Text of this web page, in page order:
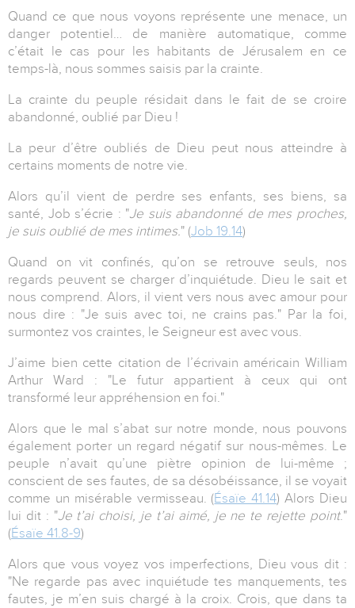
Quand ce que nous voyons représente une menace, un
danger potentiel… de manière automatique, comme
c’était le cas pour les habitants de Jérusalem en ce
temps-là, nous sommes saisis par la crainte.
La crainte du peuple résidait dans le fait de se croire
abandonné, oublié par Dieu !
La peur d’être oubliés de Dieu peut nous atteindre à
certains moments de notre vie.
Alors qu’il vient de perdre ses enfants, ses biens, sa
santé, Job s’écrie : "Je suis abandonné de mes proches,
je suis oublié de mes intimes." (Job 19.14)
Quand on vit confinés, qu’on se retrouve seuls, nos
regards peuvent se charger d’inquiétude. Dieu le sait et
nous comprend. Alors, il vient vers nous avec amour pour
nous dire : "Je suis avec toi, ne crains pas." Par la foi,
surmontez vos craintes, le Seigneur est avec vous.
J’aime bien cette citation de l’écrivain américain William
Arthur Ward : "Le futur appartient à ceux qui ont
transformé leur appréhension en foi."
Alors que le mal s’abat sur notre monde, nous pouvons
également porter un regard négatif sur nous-mêmes. Le
peuple n’avait qu’une piètre opinion de lui-même ;
conscient de ses fautes, de sa désobéissance, il se voyait
comme un misérable vermisseau. (Ésaïe 41.14) Alors Dieu
lui dit : "Je t’ai choisi, je t’ai aimé, je ne te rejette point."
(Ésaïe 41.8-9)
Alors que vous voyez vos imperfections, Dieu vous dit :
"Ne regarde pas avec inquiétude tes manquements, tes
fautes, je m’en suis chargé à la croix. Crois, que dans ta